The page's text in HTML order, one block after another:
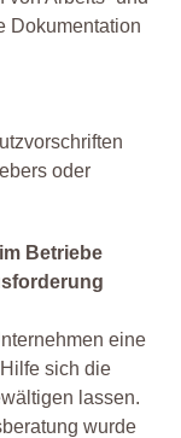
Dokumentation
oder
Betriebe
eine
sich die
lassen.
wurde